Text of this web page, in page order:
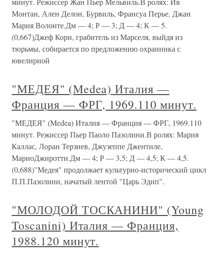
Монтан, Ален Делон, Бурвиль, Франсуа Перье, Джан
Мария Волонте.Дм — 4; Р — 3; Д — 4; К — 5.
(0,667)Джеф Кори, грабитель из Марселя, выйдя из
тюрьмы, собирается по предложению охранника с
ювелирной
"МЕДЕЯ" (Medea) Италия —
Франция — ФРГ, 1969.110 минут.
"МЕДЕЯ" (Medea) Италия — Франция — ФРГ, 1969.110
минут. Режиссер Пьер Паоло Пазолини.В ролях: Мария
Каллас, Лоран Терзиев, Джузеппе Джентиле,
МариоДжиротти.Дм — 4; Р — 3,5; Д — 4,5; К — 4,5.
(0,688)"Медея" продолжает культурно-исторический цикл
П.П.Пазолини, начатый лентой "Царь Эдип".
"МОЛОДОЙ ТОСКАНИНИ" (Young
Toscanini) Италия — Франция,
1988.120 минут.